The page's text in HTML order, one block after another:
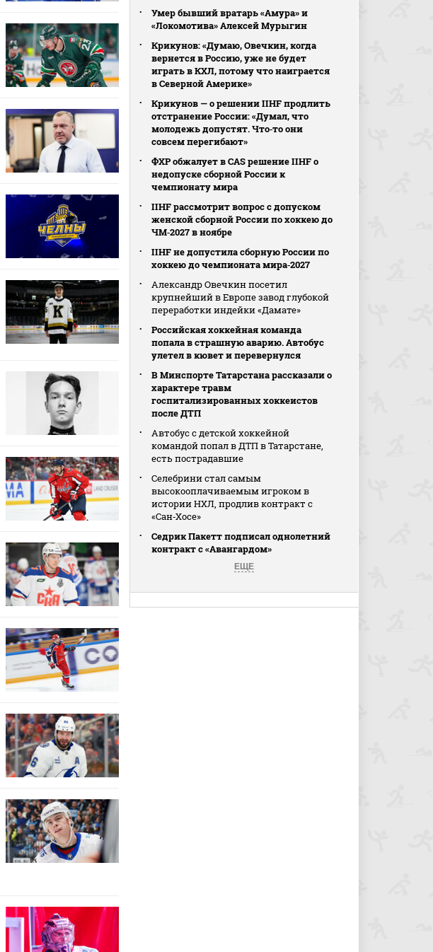
Умер бывший вратарь «Амура» и
«Локомотива» Алексей Мурыгин
Крикунов: «Думаю, Овечкин, когда
вернется в Россию, уже не будет
играть в КХЛ, потому что наиграется
в Северной Америке»
Крикунов — о решении IIHF продлить
отстранение России: «Думал, что
молодежь допустят. Что‑то они
совсем перегибают»
ФХР обжалует в CAS решение IIHF о
недопуске сборной России к
чемпионату мира
IIHF рассмотрит вопрос с допуском
женской сборной России по хоккею до
ЧМ‑2027 в ноябре
IIHF не допустила сборную России по
хоккею до чемпионата мира‑2027
Александр Овечкин посетил
крупнейший в Европе завод глубокой
переработки индейки «Дамате»
Российская хоккейная команда
попала в страшную аварию. Автобус
улетел в кювет и перевернулся
В Минспорте Татарстана рассказали о
характере травм
госпитализированных хоккеистов
после ДТП
Автобус с детской хоккейной
командой попал в ДТП в Татарстане,
есть пострадавшие
Селебрини стал самым
высокооплачиваемым игроком в
истории НХЛ, продлив контракт с
«Сан‑Хосе»
Седрик Пакетт подписал однолетний
контракт с «Авангардом»
ЕЩЕ